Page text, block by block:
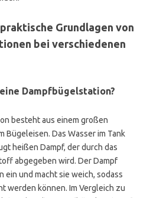
Grundlagen von
bei verschiedenen
Dampfbügelstation?
besteht aus einem großen
Bügeleisen. Das Wasser im Tank
heißen Dampf, der durch das
abgegeben wird. Der Dampf
ein und macht sie weich, sodass
werden können. Im Vergleich zu